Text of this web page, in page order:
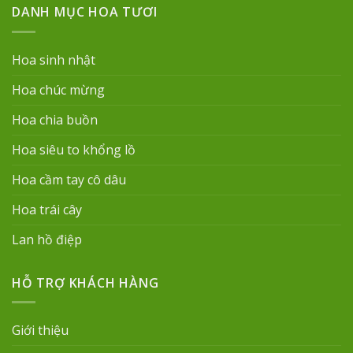
DANH MỤC HOA TƯƠI
Hoa sinh nhật
Hoa chúc mừng
Hoa chia buồn
Hoa siêu to khổng lồ
Hoa cầm tay cô dâu
Hoa trái cây
Lan hồ điệp
HỖ TRỢ KHÁCH HÀNG
Giới thiệu